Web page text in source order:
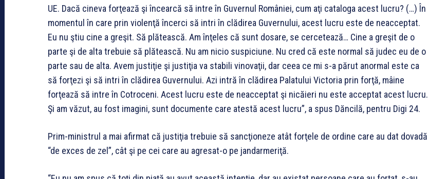
UE. Dacă cineva forţează şi încearcă să intre în Guvernul României, cum aţi cataloga acest lucru? (…) În
momentul în care prin violenţă încerci să intri în clădirea Guvernului, acest lucru este de neacceptat.
Eu nu ştiu cine a greşit. Să plătească. Am înţeles că sunt dosare, se cercetează… Cine a greşit de o
parte şi de alta trebuie să plătească. Nu am nicio suspiciune. Nu cred că este normal să judec eu de o
parte sau de alta. Avem justiţie şi justiţia va stabili vinovaţii, dar ceea ce mi s-a părut anormal este ca
să forţezi şi să intri în clădirea Guvernului. Azi intră în clădirea Palatului Victoria prin forţă, mâine
forţează să intre în Cotroceni. Acest lucru este de neacceptat şi nicăieri nu este acceptat acest lucru.
Şi am văzut, au fost imagini, sunt documente care atestă acest lucru”, a spus Dăncilă, pentru Digi 24.
Prim-ministrul a mai afirmat că justiţia trebuie să sancţioneze atât forţele de ordine care au dat dovadă
“de exces de zel”, cât şi pe cei care au agresat-o pe jandarmeriţă.